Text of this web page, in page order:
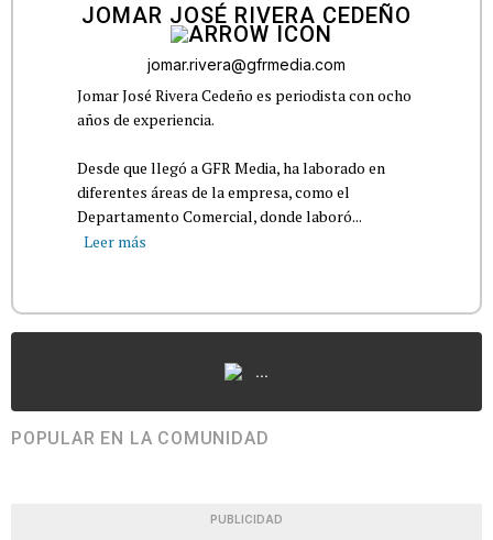
JOMAR JOSÉ RIVERA CEDEÑO
jomar.rivera@gfrmedia.com
Jomar José Rivera Cedeño es periodista con ocho
años de experiencia.
Desde que llegó a GFR Media, ha laborado en
diferentes áreas de la empresa, como el
Departamento Comercial, donde laboró...
Leer más
...
POPULAR EN LA COMUNIDAD
PUBLICIDAD